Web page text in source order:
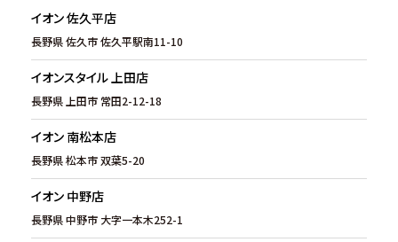
イオン 佐久平店
長野県 佐久市 佐久平駅南11-10
イオンスタイル 上田店
長野県 上田市 常田2-12-18
イオン 南松本店
長野県 松本市 双葉5-20
イオン 中野店
長野県 中野市 大字一本木252-1